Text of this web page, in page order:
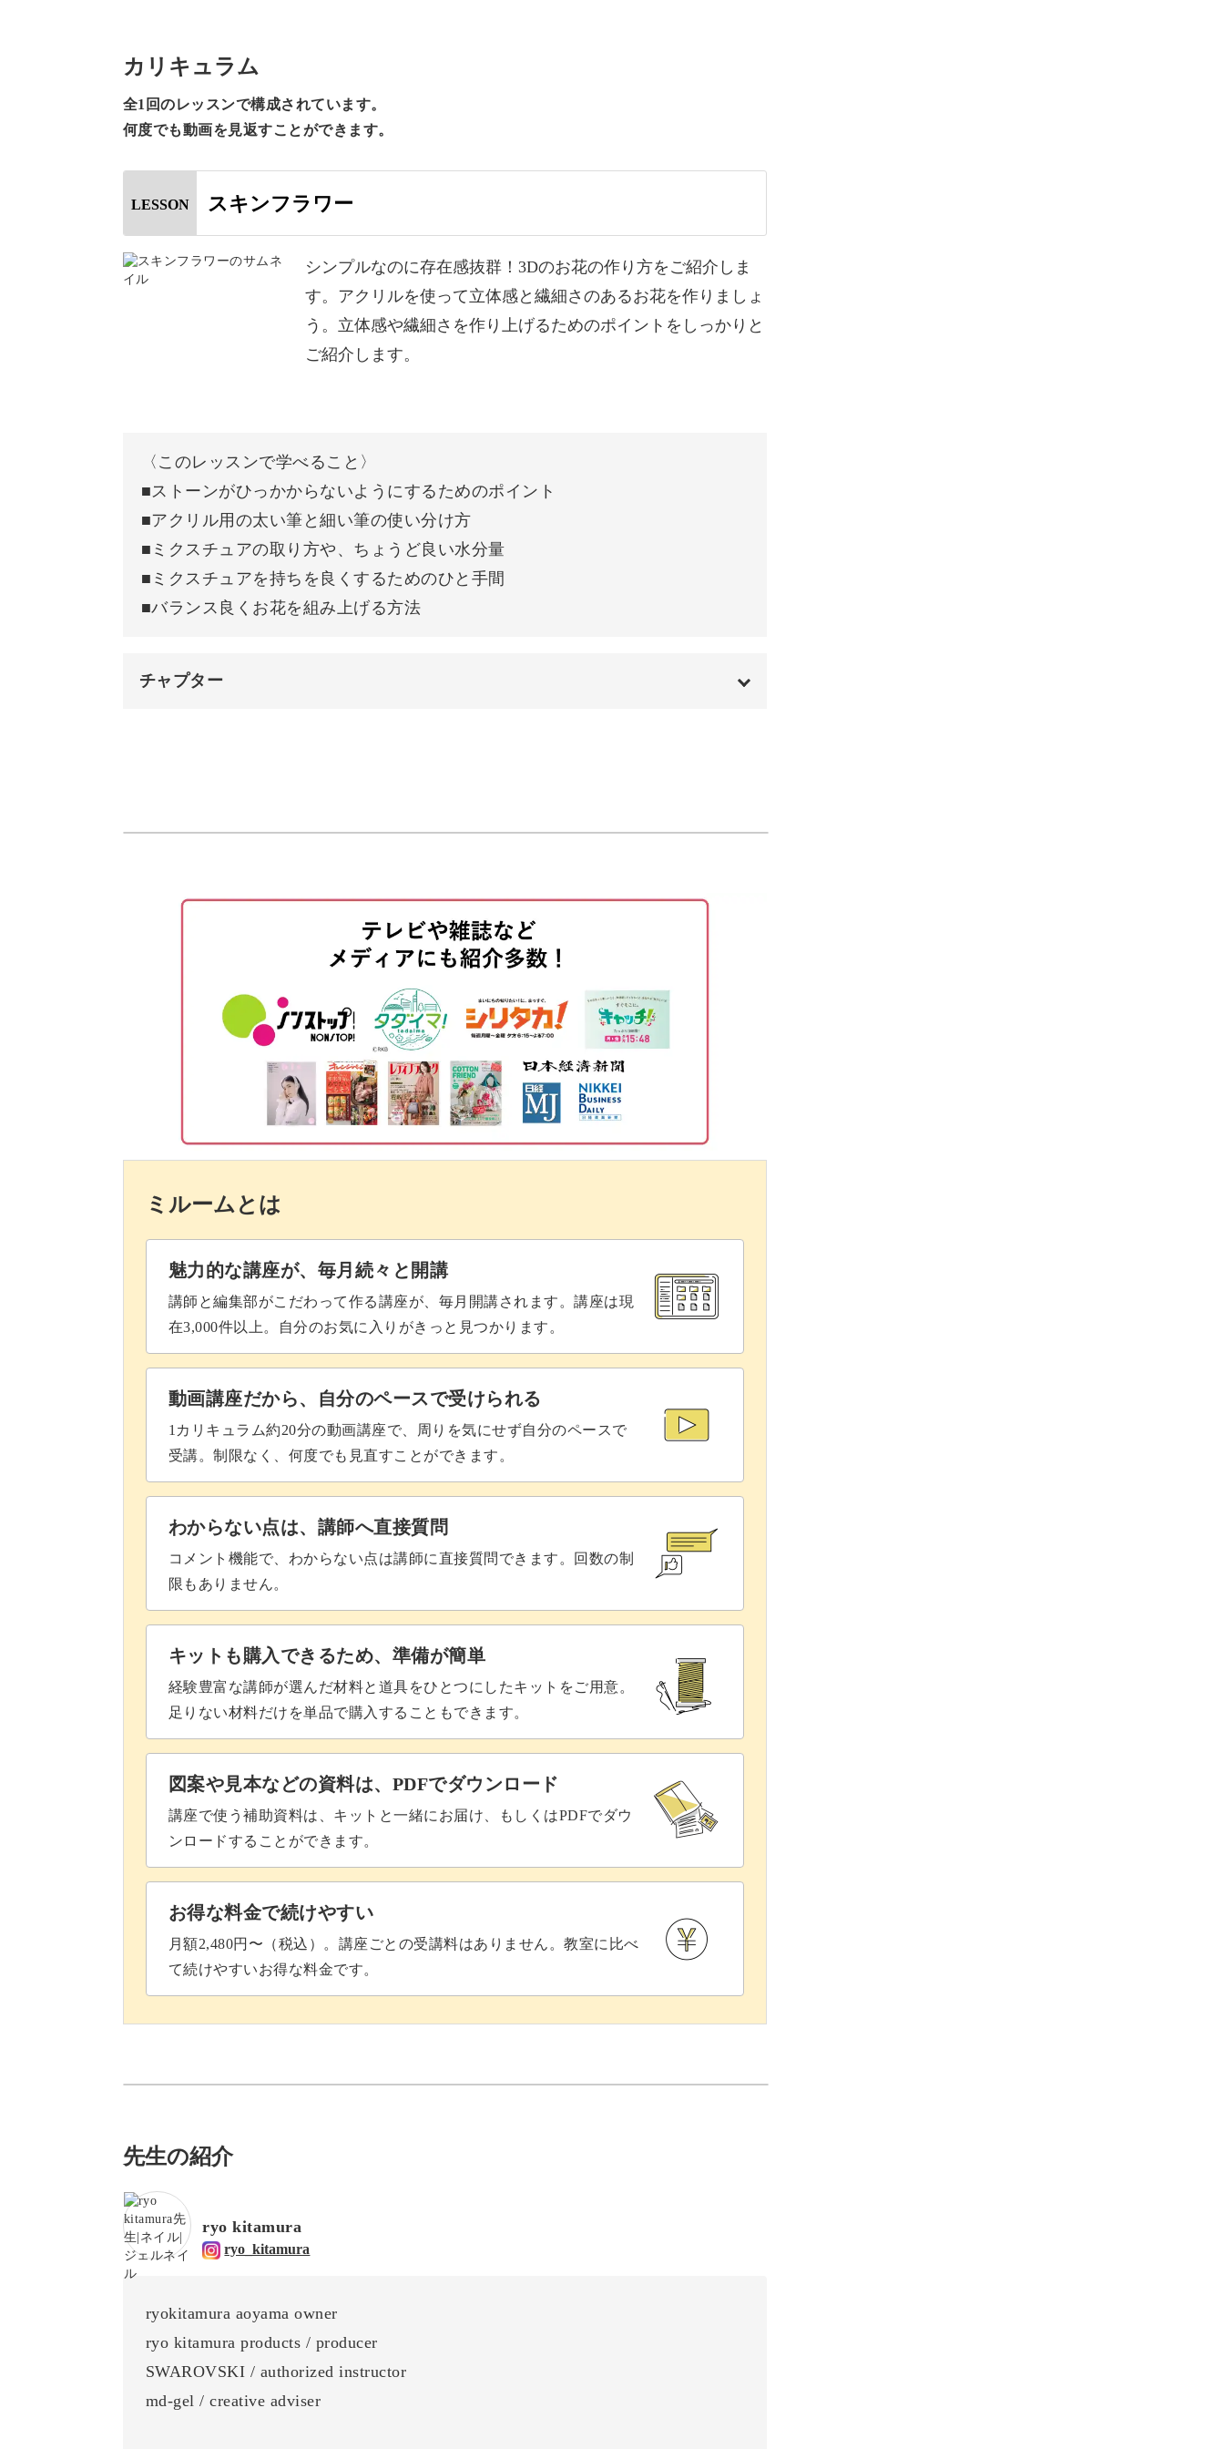
◆花芯にストーンをのせて仕上げてもひっかからないようにするためのポイント
◆アクリル用の太い筆と細い筆の使い分け方
◆ミクスチュアの取り方や、ちょうど良い水分量
◆ミクスチュアを持ちを良くするためのひと手間
◆バランス良くお花を組み上げる方法
などなど、その他の3Dアートに応用ができる技法やポイントをたっぷりとレクチャーし
ていきます。
てマスターしてみてください。
また、今回は花芯にストーンを置いて仕上げていますが、アクリルを使って花芯まで仕
上げる際の方法もレクチャーしています。
アクリルを使った3Dアートは、直接お爪の上に施術するのでサロンワークでも時短に繋
カリキュラム
全1回のレッスンで構成されています。
何度でも動画を見返すことができます。
LESSON スキンフラワー
シンプルなのに存在感抜群！3Dのお花の作り方をご紹介しま
す。アクリルを使って立体感と繊細さのあるお花を作りましょ
う。立体感や繊細さを作り上げるためのポイントをしっかりと
ご紹介します。
〈このレッスンで学べること〉
■ストーンがひっかからないようにするためのポイント
■アクリル用の太い筆と細い筆の使い分け方
■ミクスチュアの取り方や、ちょうど良い水分量
■ミクスチュアを持ちを良くするためのひと手間
■バランス良くお花を組み上げる方法
チャプター
3Dフラワーの作り方を図で解説
ミクスチュアの取り方
一段目の花びらを作る
二段目の花びらを作る
マットトップでお花をコーティングする
トップジェルでストーンを固定する
ミルームとは
魅力的な講座が、毎月続々と開講
講師と編集部がこだわって作る講座が、毎月開講されます。講座は現
在3,000件以上。自分のお気に入りがきっと見つかります。
動画講座だから、自分のペースで受けられる
1カリキュラム約20分の動画講座で、周りを気にせず自分のペースで
受講。制限なく、何度でも見直すことができます。
わからない点は、講師へ直接質問
コメント機能で、わからない点は講師に直接質問できます。回数の制
限もありません。
キットも購入できるため、準備が簡単
経験豊富な講師が選んだ材料と道具をひとつにしたキットをご用意。
足りない材料だけを単品で購入することもできます。
図案や見本などの資料は、PDFでダウンロード
講座で使う補助資料は、キットと一緒にお届け、もしくはPDFでダウ
ンロードすることができます。
お得な料金で続けやすい
月額2,480円〜（税込）。講座ごとの受講料はありません。教室に比べ
て続けやすいお得な料金です。
先生の紹介
ryo kitamura
ryo_kitamura
ryokitamura aoyama owner
ryo kitamura products / producer
SWAROVSKI / authorized instructor
md-gel / creative adviser